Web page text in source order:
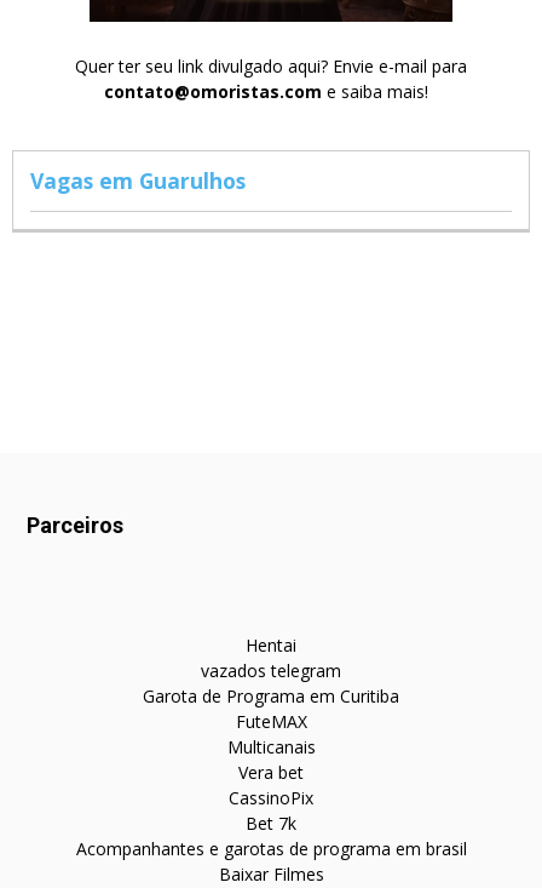
Quer ter seu link divulgado aqui? Envie e-mail para
contato@omoristas.com e saiba mais!
Vagas em Guarulhos
Parceiros
Hentai
vazados telegram
Garota de Programa em Curitiba
FuteMAX
Multicanais
Vera bet
CassinoPix
Bet 7k
Acompanhantes e garotas de programa em brasil
Baixar Filmes